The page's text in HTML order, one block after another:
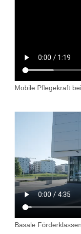
Mobile Pflegekraft
Basale Förderklassen